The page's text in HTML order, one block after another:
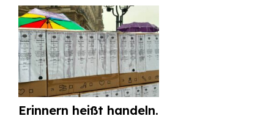
Erinnern heißt handeln.